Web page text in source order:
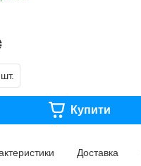
Купити
Доставка